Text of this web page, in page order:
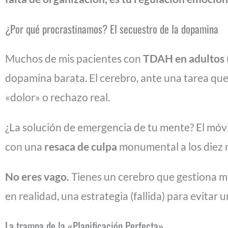
¿Por qué procrastinamos? El secuestro de la dopamina
Muchos de mis pacientes con TDAH en adultos
dopamina barata. El cerebro, ante una tarea
«dolor» o rechazo real.
¿La solución de emergencia de tu mente? El
con una resaca de culpa monumental a los diez
No eres vago. Tienes un cerebro que gestiona
en realidad, una estrategia (fallida) para evitar